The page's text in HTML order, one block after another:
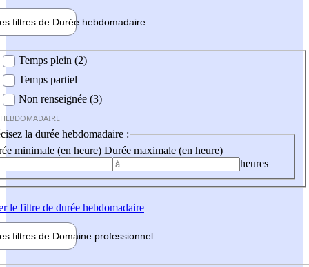
filtres de Durée hebdomadaire
Temps plein (2)
Temps partiel
Non renseignée (3)
la durée hebdomadaire :
minimale (en heure) Durée maximale (en heure)
heures
le filtre de durée hebdomadaire
filtres de Domaine professionnel